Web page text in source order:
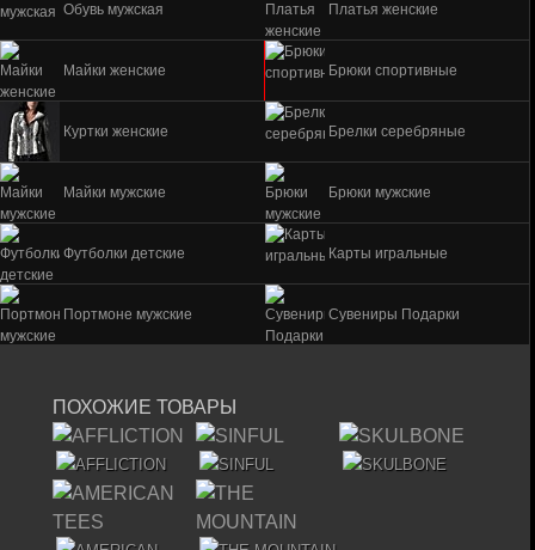
Обувь мужская Платья женские
Майки женские Брюки спортивные
Куртки женские Брелки серебряные
Майки мужские Брюки мужские
Футболки детские Карты игральные
Портмоне мужские Сувениры Подарки
ПОХОЖИЕ ТОВАРЫ